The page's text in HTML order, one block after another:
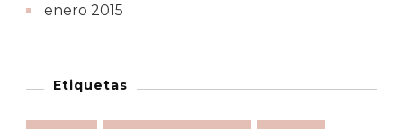
enero 2015
Etiquetas